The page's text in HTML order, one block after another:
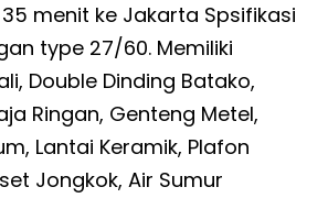
menit ke Jakarta Spsifikasi
type 27/60. Memiliki
Double Dinding Batako,
Ringan, Genteng Metel,
Lantai Keramik, Plafon
Jongkok, Air Sumur